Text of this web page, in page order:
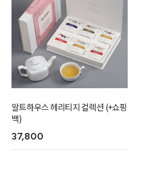
알트하우스 헤리티지 컬렉션 (+쇼핑
백)
37,800